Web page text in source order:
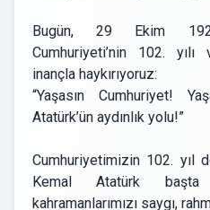
Bugün, 29 Ekim
Cumhuriyeti’nin 102.
inançla haykırıyoruz:
“Yaşasın Cumhuriyet!
Atatürk’ün aydınlık yolu!”
Cumhuriyetimizin 102. yıl
Kemal Atatürk
kahramanlarımızı saygı,